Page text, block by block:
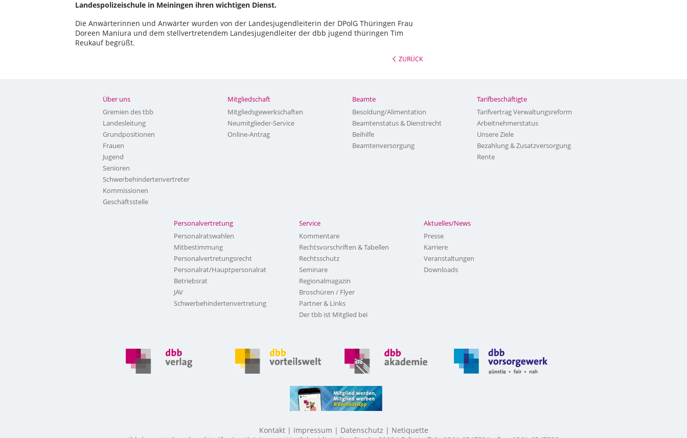
Landespolizeischule in Meiningen ihren wichtigen Dienst.
Die Anwärterinnen und Anwärter wurden von der Landesjugendleiterin der DPolG Thüringen Frau
Doreen Maniura und dem stellvertretendem Landesjugendleiter der dbb jugend thüringen Tim
Reukauf begrüßt.
ZURÜCK
Über uns
Gremien des tbb
Landesleitung
Grundpositionen
Frauen
Jugend
Senioren
Schwerbehindertenvertreter
Kommissionen
Geschäftsstelle
Mitgliedschaft
Mitgliedsgewerkschaften
Neumitglieder-Service
Online-Antrag
Beamte
Besoldung/Alimentation
Beamtenstatus & Dienstrecht
Beihilfe
Beamtenversorgung
Tarifbeschäftigte
Tarifvertrag Verwaltungsreform
Arbeitnehmerstatus
Unsere Ziele
Bezahlung & Zusatzversorgung
Rente
Personalvertretung
Personalratswahlen
Mitbestimmung
Personalvertretungsrecht
Personalrat/Hauptpersonalrat
Betriebsrat
JAV
Schwerbehindertenvertretung
Service
Kommentare
Rechtsvorschriften & Tabellen
Rechtsschutz
Seminare
Regionalmagazin
Broschüren / Flyer
Partner & Links
Der tbb ist Mitglied bei
Aktuelles/News
Presse
Karriere
Veranstaltungen
Downloads
Kontakt Impressum Datenschutz
Netiquette